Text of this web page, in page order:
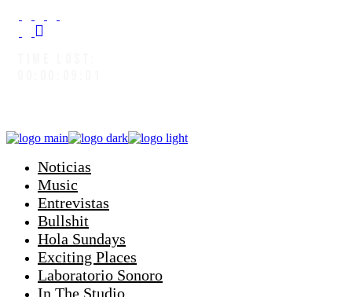
Noticias
Music
Entrevistas
Bullshit
Hola Sundays
Exciting Places
Laboratorio Sonoro
In The Studio